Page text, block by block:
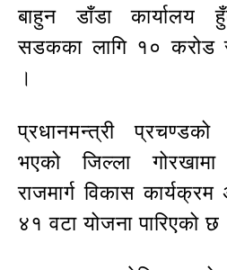
बाहुन डाँडा कार्यालय
सडकका लागि १० करोड
।
प्रधानमन्त्री प्रचण्डको
भएको जिल्ला
राजमार्ग विकास
४१ वटा योजना पारिएको छ